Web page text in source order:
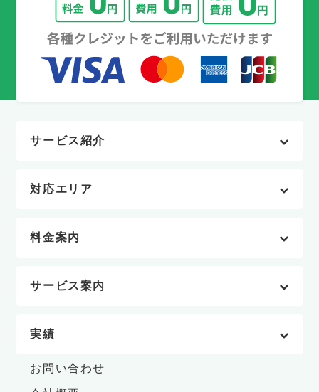
サービス紹介
対応エリア
料金案内
サービス案内
実績
お問い合わせ